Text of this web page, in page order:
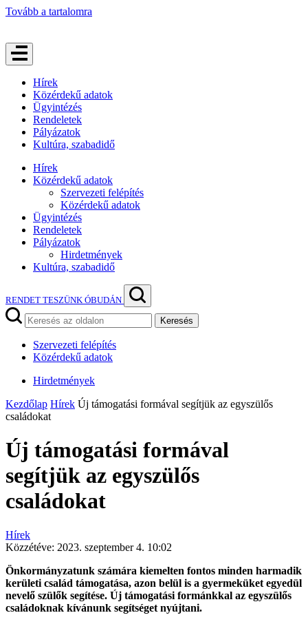
Tovább a tartalomra
Hírek
Közérdekű adatok
Ügyintézés
Rendeletek
Pályázatok
Kultúra, szabadidő
Hírek
Közérdekű adatok
Szervezeti felépítés
Közérdekű adatok
Ügyintézés
Rendeletek
Pályázatok
Hirdetmények
Kultúra, szabadidő
RENDET TESZÜNK ÓBUDÁN
Keresés
Szervezeti felépítés
Közérdekű adatok
Hirdetmények
Kezdőlap Hírek Új támogatási formával segítjük az egyszülős
családokat
Új támogatási formával
segítjük az egyszülős
családokat
Hírek
Közzétéve: 2023. szeptember 4. 10:02
Önkormányzatunk számára kiemelten fontos minden harmadik
kerületi család támogatása, azon belül is a gyermeküket egyedül
nevelő szülők segítése. Új támogatási formánkkal az egyszülős
családoknak kívánunk segítséget nyújtani.